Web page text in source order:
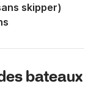
skipper)
bateaux